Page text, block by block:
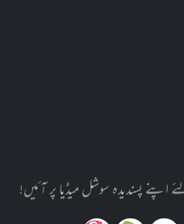
پسندیدہ سوشل میڈیا پر آئیں!